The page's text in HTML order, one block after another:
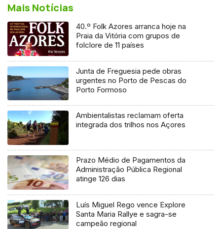
Mais Notícias
40.º Folk Azores arranca hoje na
Praia da Vitória com grupos de
folclore de 11 países
Junta de Freguesia pede obras
urgentes no Porto de Pescas do
Porto Formoso
Ambientalistas reclamam oferta
integrada dos trilhos nos Açores
Prazo Médio de Pagamentos da
Administração Pública Regional
atinge 126 dias
Luís Miguel Rego vence Explore
Santa Maria Rallye e sagra-se
campeão regional